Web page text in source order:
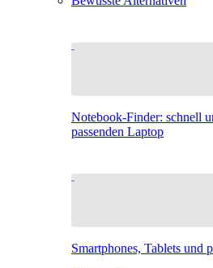
Notebook-Finder: schnell
passenden Laptop
Smartphones, Tablets und